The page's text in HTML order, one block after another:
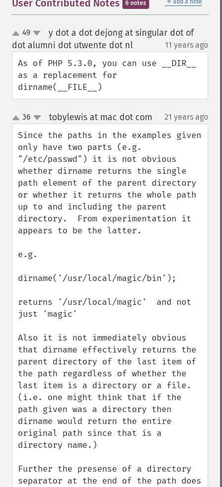
add a note
User Contributed Notes 6 notes
up
down
49
y dot a dot dejong at singular dot of
dot alumni dot utwente dot nl
11 years ago
As of PHP 5.3.0, you can use __DIR__
as a replacement for
dirname(__FILE__)
up
down
36 tobylewis at mac dot com 21 years ago
Since the paths in the examples given
only have two parts (e.g.
"/etc/passwd") it is not obvious
whether dirname returns the single
path element of the parent directory
or whether it returns the whole path
up to and including the parent
directory.  From experimentation it
appears to be the latter.
e.g.
dirname('/usr/local/magic/bin');
returns '/usr/local/magic'  and not
just 'magic'
Also it is not immediately obvious
that dirname effectively returns the
parent directory of the last item of
the path regardless of whether the
last item is a directory or a file.
(i.e. one might think that if the
path given was a directory then
dirname would return the entire
original path since that is a
directory name.)
Further the presense of a directory
separator at the end of the path does